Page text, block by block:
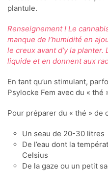
plantule.
Renseignement ! Le
manque de l’humidité en
le creux avant d’y la
liquide et en donnent aux
En tant qu’un stimulant,
Psylocke Fem avec du « thé
Pour préparer du « thé » de
Un seau de 20-30 litres
De l’eau dont la
Celsius
De la gaze ou un petit